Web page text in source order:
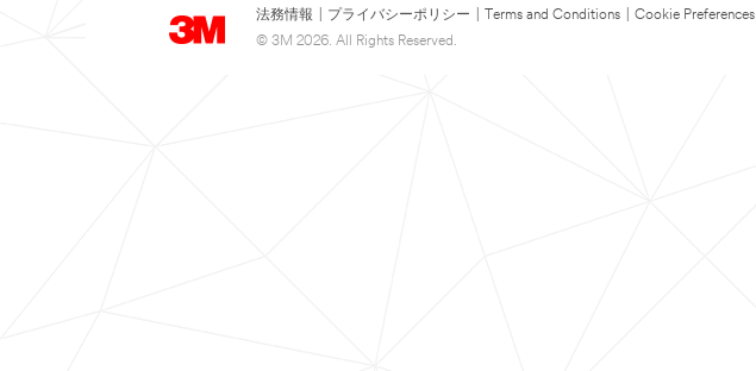
法務情報 プライバシーポリシー Terms and Conditions
Cookie Preferences
© 3M 2026. All Rights Reserved.